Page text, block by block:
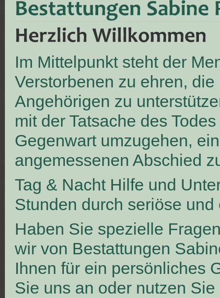
Im Mittelpunkt steht der
Verstorbenen zu ehren, die
Angehörigen zu
mit der Tatsache des
Gegenwart umzugehen,
angemessenen Abschied
Tag & Nacht Hilfe und
Stunden durch seriöse
Haben Sie spezielle
wir von Bestattungen
Ihnen für ein persönliches
Sie uns an oder nutzen